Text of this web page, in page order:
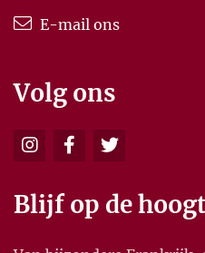
E-mail ons
Volg ons
Blijf op de